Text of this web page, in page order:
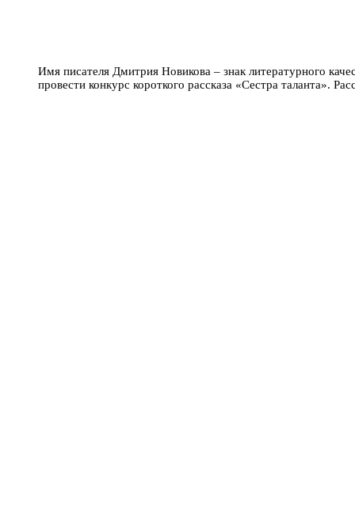
Имя писателя Дмитрия Новикова – знак литературного
провести конкурс короткого рассказа «Сестра таланта».